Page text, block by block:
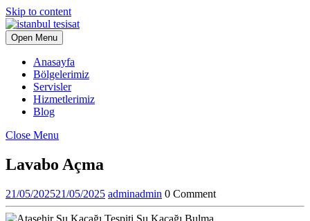
Skip to content
Open Menu
Anasayfa
Bölgelerimiz
Servisler
Hizmetlerimiz
Blog
Close Menu
Lavabo Açma
21/05/202521/05/2025 adminadmin 0 Comment